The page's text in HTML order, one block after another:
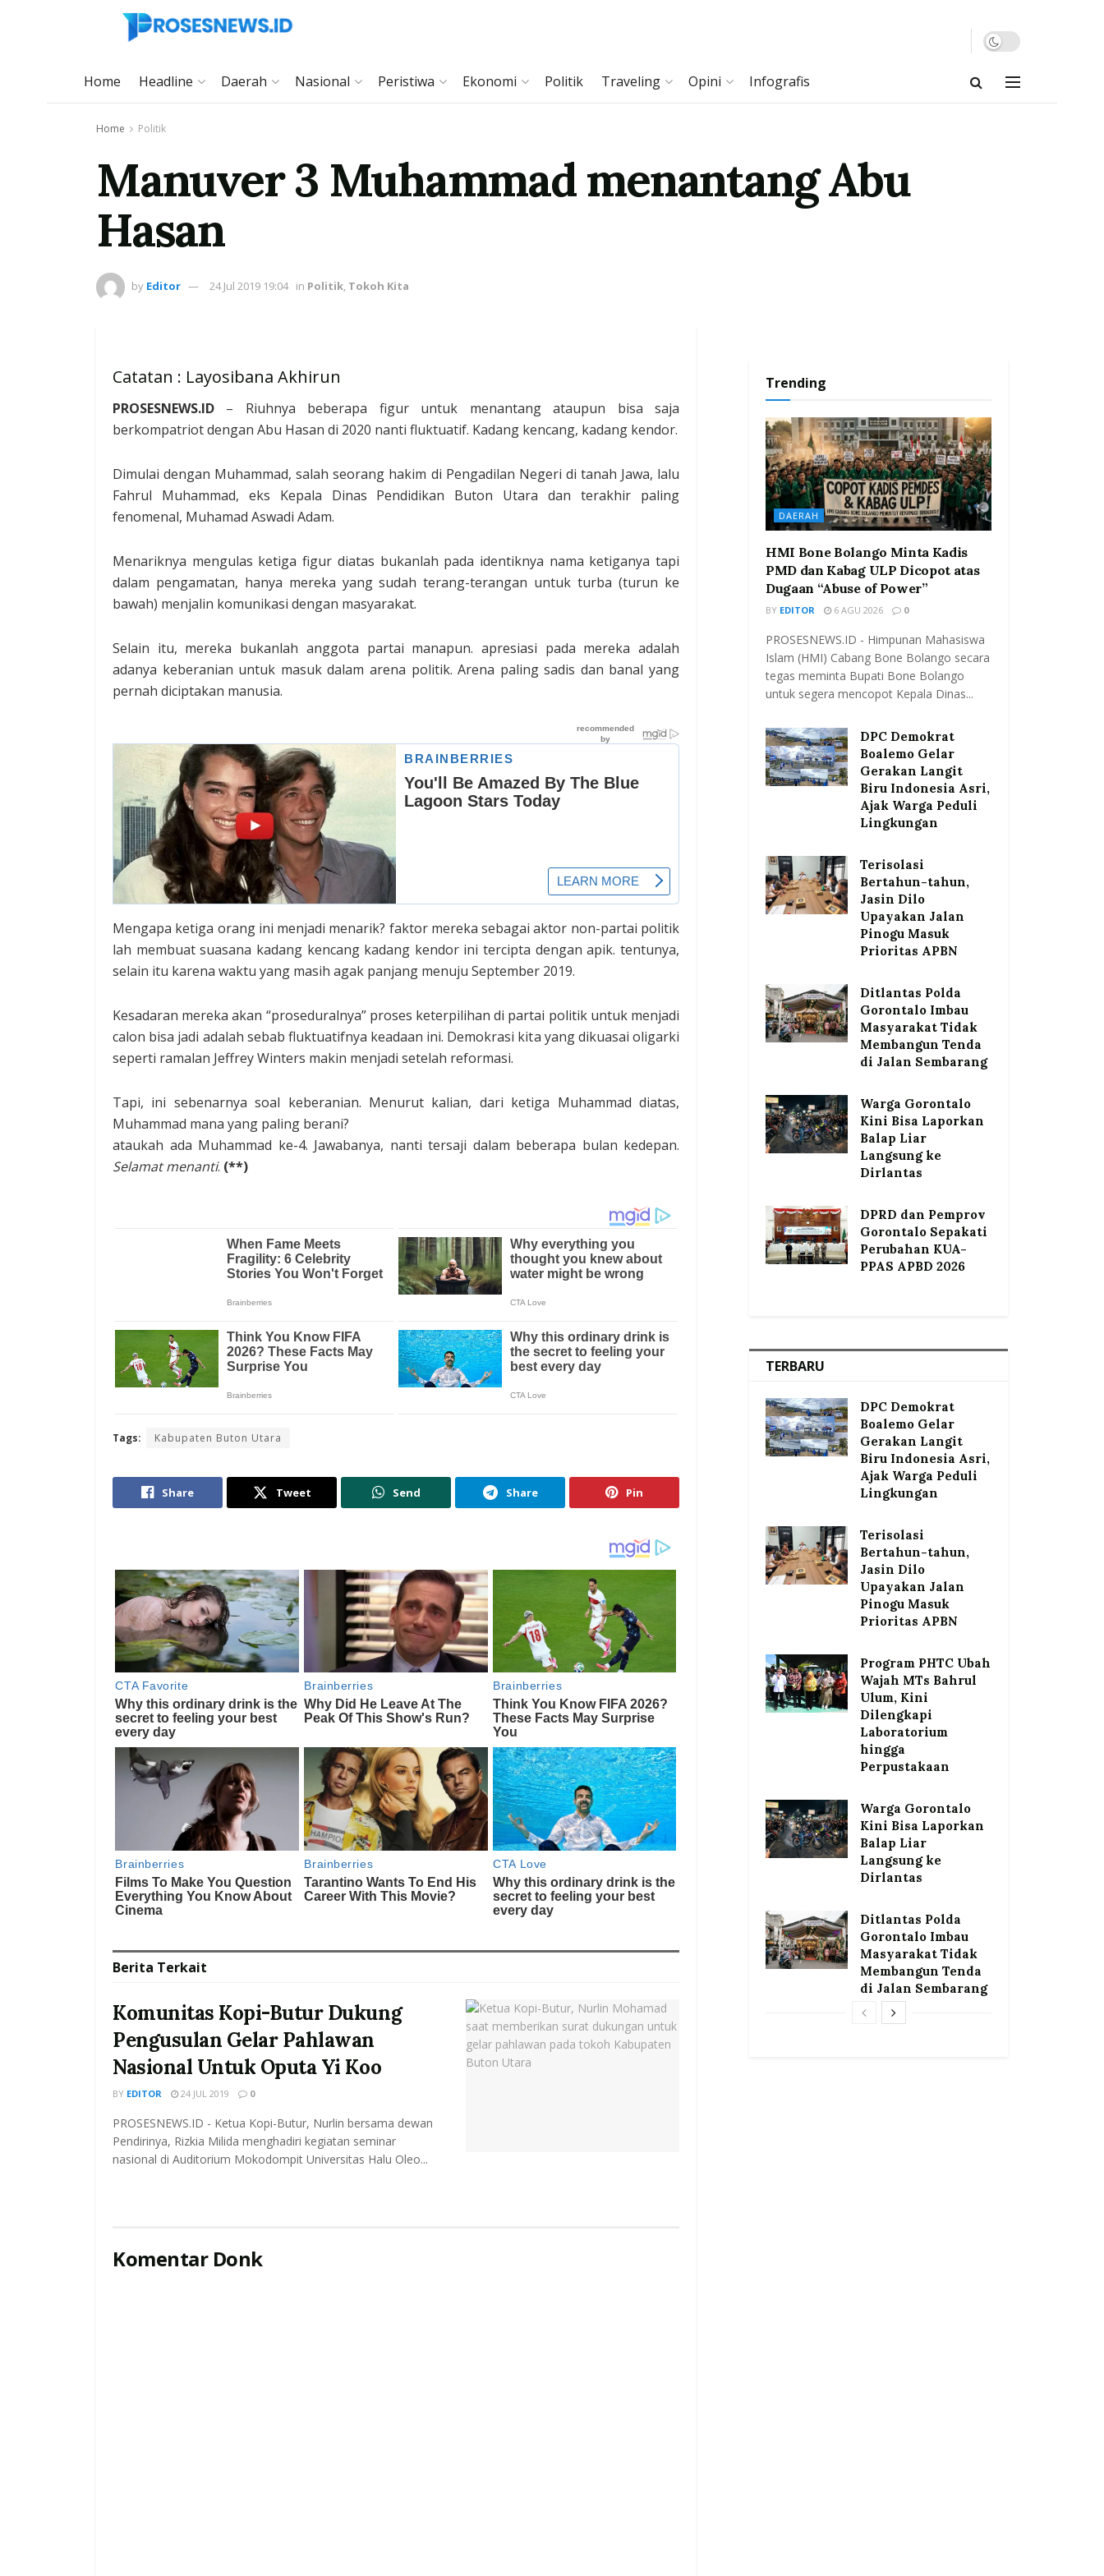
Home Headline Daerah Nasional Peristiwa Ekonomi Politik Traveling Opini Infografis
Home Politik
Manuver 3 Muhammad menantang Abu
Hasan
by Editor 24 Jul 2019 19:04 in Politik, Tokoh Kita
Catatan : Layosibana Akhirun
PROSESNEWS.ID – Riuhnya beberapa figur untuk menantang ataupun bisa saja
berkompatriot dengan Abu Hasan di 2020 nanti fluktuatif. Kadang kencang, kadang kendor.
Dimulai dengan Muhammad, salah seorang hakim di Pengadilan Negeri di tanah Jawa, lalu
Fahrul Muhammad, eks Kepala Dinas Pendidikan Buton Utara dan terakhir paling
fenomenal, Muhamad Aswadi Adam.
Menariknya mengulas ketiga figur diatas bukanlah pada identiknya nama ketiganya tapi
dalam pengamatan, hanya mereka yang sudah terang-terangan untuk turba (turun ke
bawah) menjalin komunikasi dengan masyarakat.
Selain itu, mereka bukanlah anggota partai manapun. apresiasi pada mereka adalah
adanya keberanian untuk masuk dalam arena politik. Arena paling sadis dan banal yang
pernah diciptakan manusia.
Mengapa ketiga orang ini menjadi menarik? faktor mereka sebagai aktor non-partai politik
lah membuat suasana kadang kencang kadang kendor ini tercipta dengan apik. tentunya,
selain itu karena waktu yang masih agak panjang menuju September 2019.
Kesadaran mereka akan “proseduralnya” proses keterpilihan di partai politik untuk menjadi
calon bisa jadi adalah sebab fluktuatifnya keadaan ini. Demokrasi kita yang dikuasai oligarki
seperti ramalan Jeffrey Winters makin menjadi setelah reformasi.
Tapi, ini sebenarnya soal keberanian. Menurut kalian, dari ketiga Muhammad diatas,
Muhammad mana yang paling berani?
ataukah ada Muhammad ke-4. Jawabanya, nanti tersaji dalam beberapa bulan kedepan.
Selamat menanti. (**)
Tags: Kabupaten Buton Utara
Share Tweet Send Share Pin
Berita Terkait
Komunitas Kopi-Butur Dukung
Pengusulan Gelar Pahlawan
Nasional Untuk Oputa Yi Koo
BY EDITOR 24 JUL 2019 0
PROSESNEWS.ID - Ketua Kopi-Butur, Nurlin bersama dewan
Pendirinya, Rizkia Milida menghadiri kegiatan seminar
nasional di Auditorium Mokodompit Universitas Halu Oleo...
Komentar Donk
Trending
DAERAH
HMI Bone Bolango Minta Kadis
PMD dan Kabag ULP Dicopot atas
Dugaan “Abuse of Power”
BY EDITOR 6 AGU 2026 0
PROSESNEWS.ID - Himpunan Mahasiswa
Islam (HMI) Cabang Bone Bolango secara
tegas meminta Bupati Bone Bolango
untuk segera mencopot Kepala Dinas...
DPC Demokrat
Boalemo Gelar
Gerakan Langit
Biru Indonesia Asri,
Ajak Warga Peduli
Lingkungan
Terisolasi
Bertahun-tahun,
Jasin Dilo
Upayakan Jalan
Pinogu Masuk
Prioritas APBN
Ditlantas Polda
Gorontalo Imbau
Masyarakat Tidak
Membangun Tenda
di Jalan Sembarang
Warga Gorontalo
Kini Bisa Laporkan
Balap Liar
Langsung ke
Dirlantas
DPRD dan Pemprov
Gorontalo Sepakati
Perubahan KUA-
PPAS APBD 2026
TERBARU
DPC Demokrat
Boalemo Gelar
Gerakan Langit
Biru Indonesia Asri,
Ajak Warga Peduli
Lingkungan
Terisolasi
Bertahun-tahun,
Jasin Dilo
Upayakan Jalan
Pinogu Masuk
Prioritas APBN
Program PHTC Ubah
Wajah MTs Bahrul
Ulum, Kini
Dilengkapi
Laboratorium
hingga
Perpustakaan
Warga Gorontalo
Kini Bisa Laporkan
Balap Liar
Langsung ke
Dirlantas
Ditlantas Polda
Gorontalo Imbau
Masyarakat Tidak
Membangun Tenda
di Jalan Sembarang